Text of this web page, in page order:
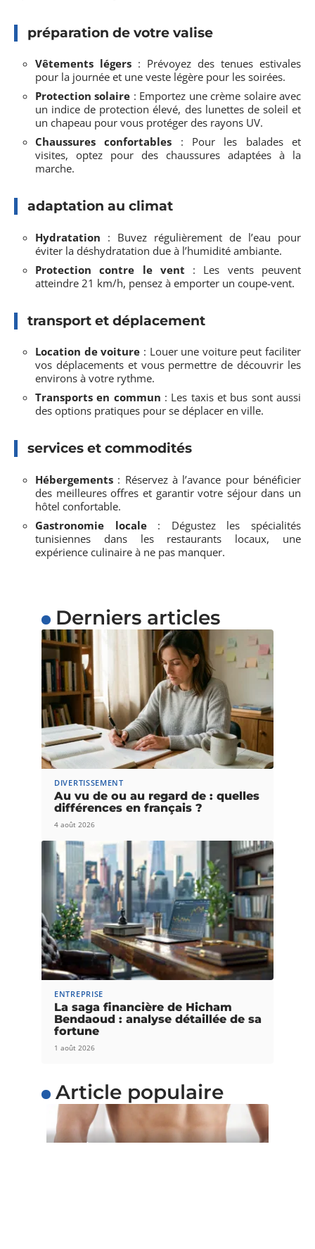
préparation de votre valise
Vêtements légers : Prévoyez des tenues estivales
pour la journée et une veste légère pour les soirées.
Protection solaire : Emportez une crème solaire avec
un indice de protection élevé, des lunettes de soleil et
un chapeau pour vous protéger des rayons UV.
Chaussures confortables : Pour les balades et
visites, optez pour des chaussures adaptées à la
marche.
adaptation au climat
Hydratation : Buvez régulièrement de l’eau pour
éviter la déshydratation due à l’humidité ambiante.
Protection contre le vent : Les vents peuvent
atteindre 21 km/h, pensez à emporter un coupe-vent.
transport et déplacement
Location de voiture : Louer une voiture peut faciliter
vos déplacements et vous permettre de découvrir les
environs à votre rythme.
Transports en commun : Les taxis et bus sont aussi
des options pratiques pour se déplacer en ville.
services et commodités
Hébergements : Réservez à l’avance pour bénéficier
des meilleures offres et garantir votre séjour dans un
hôtel confortable.
Gastronomie locale: Dégustez les spécialités
tunisiennes dans les restaurants locaux, une
expérience culinaire à ne pas manquer.
Derniers articles
DIVERTISSEMENT
Au vu de ou au regard de : quelles
différences en français ?
4 août 2026
ENTREPRISE
La saga financière de Hicham
Bendaoud : analyse détaillée de sa
fortune
1 août 2026
Article populaire